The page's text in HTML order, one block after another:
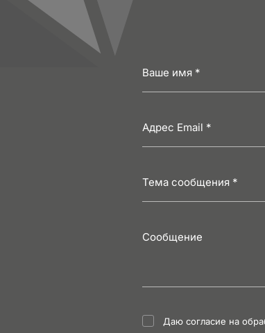
Даю согласие на